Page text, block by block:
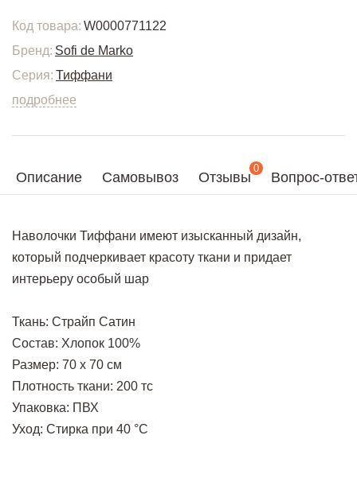
Описание Самовывоз Отзывы
0
Вопрос-
Наволочки Тиффани имеют изысканный дизайн,
который подчеркивает красоту ткани и придает
интерьеру особый шар
Ткань: Страйп Сатин
Состав: Хлопок 100%
Размер: 70 х 70 см
Плотность ткани: 200 тс
Упаковка: ПВХ
Уход: Стирка при 40 °С
Код товара: W0000771122
Бренд: Sofi de Marko
Серия: Тиффани
подробнее